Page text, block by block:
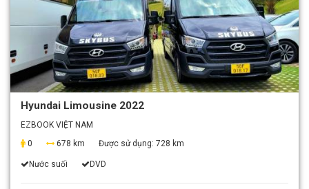
Hyundai Limousine 2022
EZBOOK VIỆT NAM
0
678 km Được sử dụng: 728 km
Nước suối DVD